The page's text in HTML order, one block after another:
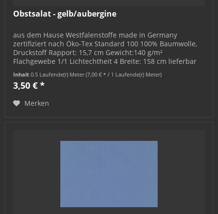
Obstsalat - gelb/aubergine
aus dem Hause Westfalenstoffe made in Germany
zertifiziert nach Öko-Tex Standard 100 100% Baumwolle,
Druckstoff Rapport: 15,7 cm Gewicht:140 g/m²
Flachgewebe 1/1 Lichtechtheit 4 Breite: 158 cm lieferbar
Inhalt0.5 Laufende(r) Meter(7,00 € * / 1 Laufende(r) Meter)
3,50 € *
Merken